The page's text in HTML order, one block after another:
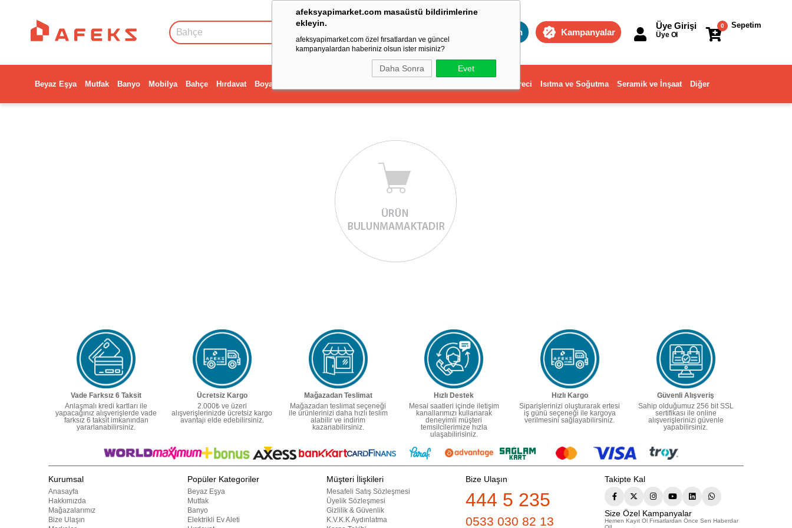
afeksyapimarket.com masaüstü bildirimlerine
ekleyin.
afeksyapimarket.com özel fırsatlardan ve güncel
kampanyalardan haberiniz olsun ister misiniz?
Daha Sonra Evet
Toptan Kampanyalar
Sepetim
0
Üye Girişi
Üye Ol
Beyaz Eşya Mutfak Banyo Mobilya Bahçe Hırdavat Boya Dekorasyon ve Ev Gereci Isıtma ve Soğutma Seramik ve İnşaat Diğer
Vade Farksız 6 Taksit
Anlaşmalı kredi kartları ile
yapacağınız alışverişlerde vade
farksız 6 taksit imkanından
yararlanabilirsiniz.
Ücretsiz Kargo
2.000₺ ve üzeri
alışverişlerinizde ücretsiz kargo
avantajı elde edebilirsiniz.
Mağazadan Teslimat
Mağazadan teslimat seçeneği
ile ürünlerinizi daha hızlı teslim
alabilir ve indirim
kazanabilirsiniz.
Hızlı Destek
Mesai saatleri içinde iletişim
kanallarımızı kullanarak
deneyimli müşteri
temsilcilerimize hızla
ulaşabilirisiniz.
Hızlı Kargo
Siparişlerinizi oluşturarak ertesi
iş günü seçeneği ile kargoya
verilmesini sağlayabilirsiniz.
Güvenli Alışveriş
Sahip olduğumuz 256 bit SSL
sertifikası ile online
alışverişlerinizi güvenle
yapabilirsiniz.
Kurumsal
Anasayfa
Hakkımızda
Mağazalarımız
Bize Ulaşın
Popüler Kategoriler
Beyaz Eşya
Mutfak
Banyo
Elektrikli Ev Aleti
Müşteri İlişkileri
Mesafeli Satış Sözleşmesi
Üyelik Sözleşmesi
Gizlilik & Güvenlik
K.V.K.K Aydınlatma
Bize Ulaşın
444 5 235
0533 030 82 13
Takipte Kal
Size Özel Kampanyalar
Hemen Kayıt Ol Fırsatlardan Önce Sen Haberdar